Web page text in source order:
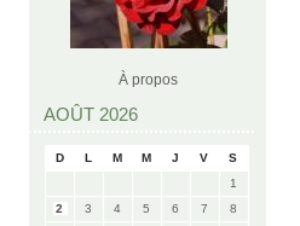
À propos
AOÛT 2026
D L M M J V
S
1
2
3 4 5 6 7
8